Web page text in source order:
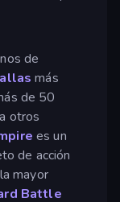
de
más
de 50
otros
es un
de acción
mayor
Battle